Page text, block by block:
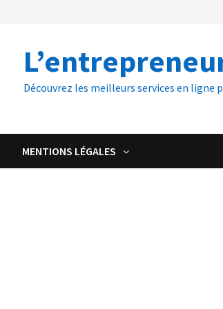
Découvrez les meilleurs services en
MENTIONS LÉGALES